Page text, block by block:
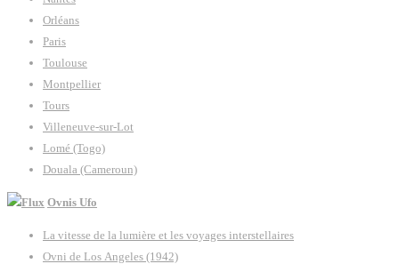
Orléans
Paris
Toulouse
Montpellier
Tours
Villeneuve-sur-Lot
Lomé (Togo)
Douala (Cameroun)
Ovnis Ufo
La vitesse de la lumière et les voyages interstellaires
Ovni de Los Angeles (1942)